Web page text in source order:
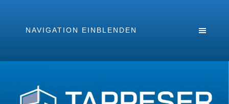
NAVIGATION EINBLENDEN